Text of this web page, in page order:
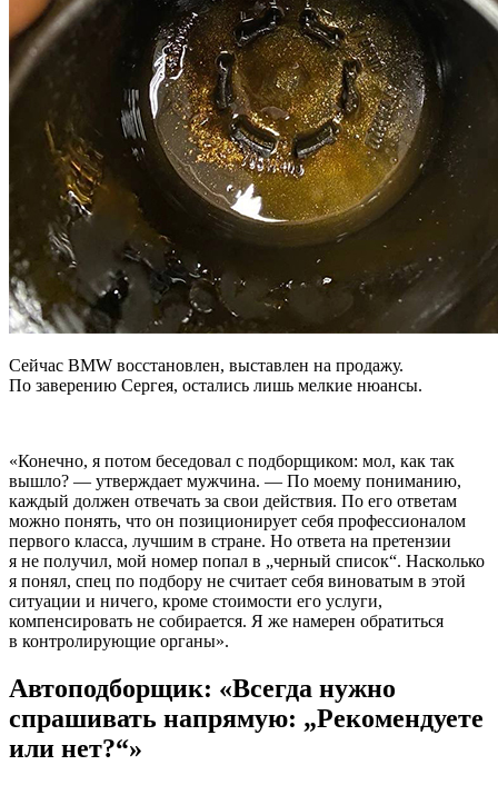
Сейчас BMW восстановлен, выставлен на продажу.
По заверению Сергея, остались лишь мелкие нюансы.
«Конечно, я потом беседовал с подборщиком: мол, как так
вышло? — утверждает мужчина. — По моему пониманию,
каждый должен отвечать за свои действия. По его ответам
можно понять, что он позиционирует себя профессионалом
первого класса, лучшим в стране. Но ответа на претензии
я не получил, мой номер попал в „черный список“. Насколько
я понял, спец по подбору не считает себя виноватым в этой
ситуации и ничего, кроме стоимости его услуги,
компенсировать не собирается. Я же намерен обратиться
в контролирующие органы».
Автоподборщик: «Всегда нужно
спрашивать напрямую: „Рекомендуете
или нет?“»